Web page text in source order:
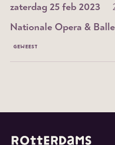
zaterdag 25 feb 2023
Nationale Opera &
GEWEEST